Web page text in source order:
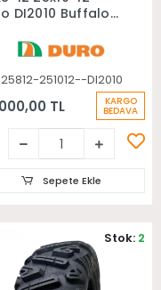
DI2010 Buffalo
25812-251012--DI2010
TL KARGO
BEDAVA
Sepete Ekle
Stok: 2